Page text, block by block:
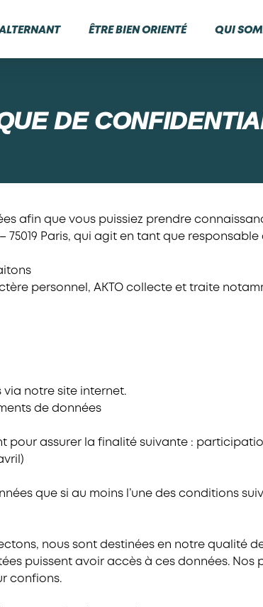
ÊTRE BIEN ORIENTÉ QUI
DE
afin que vous puissiez prendre
– 75019 Paris, qui agit en tant que
personnel, AKTO collecte et traite
via notre site internet.
de données
pour assurer la finalité suivante :
que si au moins l’une des conditions
nous sont destinées en notre qualité
puissent avoir accès à ces données.
confions.